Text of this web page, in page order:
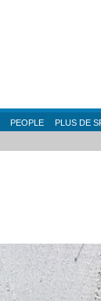
PEOPLE PLUS DE